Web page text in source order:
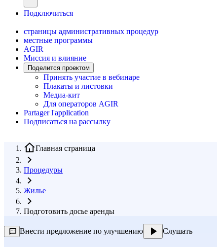
Подключиться
страницы административных процедур
местные программы
AGIR
Миссия и влияние
Поделится проектом
Принять участие в вебинаре
Плакаты и листовки
Медиа-кит
Для операторов AGIR
Partager l'application
Подписаться на рассылку
Главная страница
Процедуры
Жилье
Подготовить досье аренды
Внести предложение по улучшению Слушать